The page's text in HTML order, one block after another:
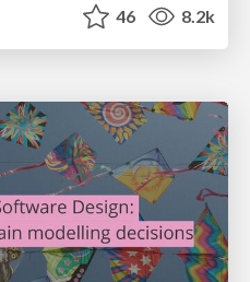
46 8.2k